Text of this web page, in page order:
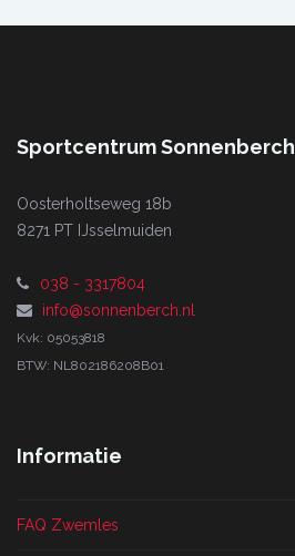
Sportcentrum Sonnenberch
Oosterholtseweg 18b
8271 PT IJsselmuiden
038 - 3317804
info@sonnenberch.nl
Kvk: 05053818
BTW: NL802186208B01
Informatie
FAQ Zwemles